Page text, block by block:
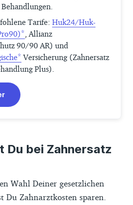
Tarife: Huk24/Huk-
, Allianz
90/90 AR) und
Versicherung (Zahnersatz
Plus).
Du bei Zahnersatz
Wahl Deiner gesetzlichen
Du Zahnarztkosten sparen.